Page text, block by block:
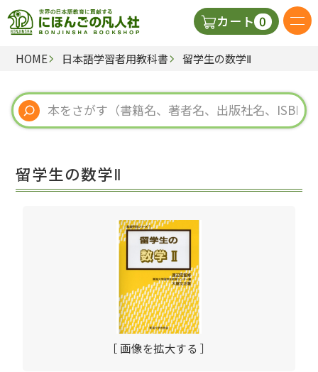
カート 0
日本語の教科書
視聴覚・補助教材
HOME 日本語学習者用教科書 留学生の数学Ⅱ
留学生の数学Ⅱ
［ 画像を拡大する ］